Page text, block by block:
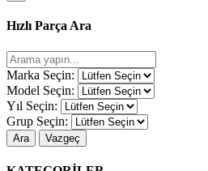
Hızlı Parça Ara
Marka Seçin:
Model Seçin:
Yıl Seçin:
Grup Seçin:
Ara Vazgeç